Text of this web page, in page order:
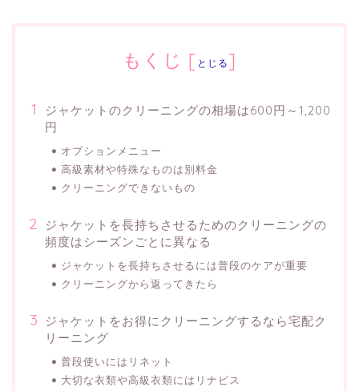
もくじ [ とじる]
ジャケットのクリーニングの相場は600円～1,200
円
オプションメニュー
高級素材や特殊なものは別料金
クリーニングできないもの
ジャケットを長持ちさせるためのクリーニングの
頻度はシーズンごとに異なる
ジャケットを長持ちさせるには普段のケアが重要
クリーニングから返ってきたら
ジャケットをお得にクリーニングするなら宅配ク
リーニング
普段使いにはリネット
大切な衣類や高級衣類にはリナビス